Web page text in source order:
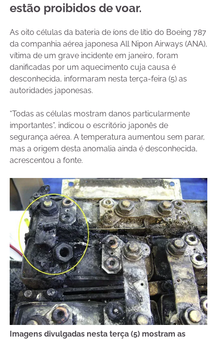
estão proibidos de voar.
As oito células da bateria de íons de lítio do Boeing 787
da companhia aérea japonesa All Nipon Airways (ANA),
vítima de um grave incidente em janeiro, foram
danificadas por um aquecimento cuja causa é
desconhecida, informaram nesta terça-feira (5) as
autoridades japonesas.
“Todas as células mostram danos particularmente
importantes”, indicou o escritório japonês de
segurança aérea. A temperatura aumentou sem parar,
mas a origem desta anomalia ainda é desconhecida,
acrescentou a fonte.
Imagens divulgadas nesta terça (5) mostram as